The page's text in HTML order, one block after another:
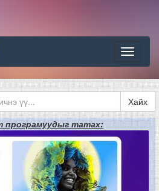
Цэс
Хайх
програмуудыг татах: